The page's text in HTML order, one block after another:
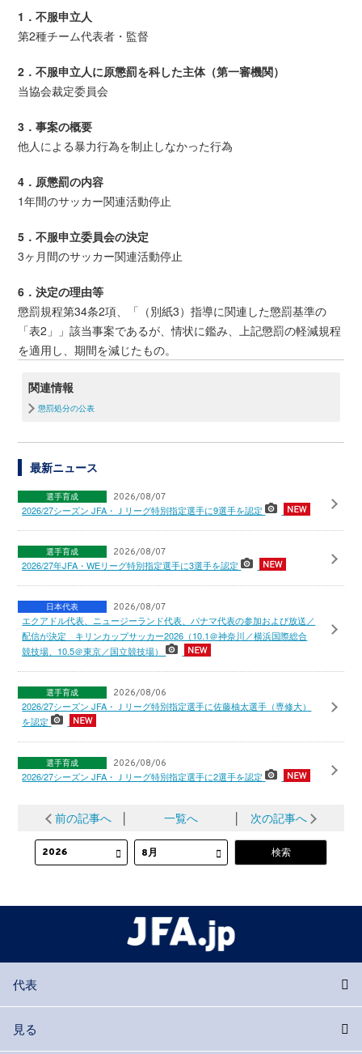
1．不服申立人
第2種チーム代表者・監督
2．不服申立人に原懲罰を科した主体（第一審機関）
当協会裁定委員会
3．事案の概要
他人による暴力行為を制止しなかった行為
4．原懲罰の内容
1年間のサッカー関連活動停止
5．不服申立委員会の決定
3ヶ月間のサッカー関連活動停止
6．決定の理由等
懲罰規程第34条2項、「（別紙3）指導に関連した懲罰基準の
「表2」」該当事案であるが、情状に鑑み、上記懲罰の軽減規程
を適用し、期間を減じたもの。
関連情報
懲罰処分の公表
最新ニュース
選手育成 2026/08/07
2026/27シーズン JFA・Ｊリーグ特別指定選手に9選手を認定
選手育成 2026/08/07
2026/27年JFA・WEリーグ特別指定選手に3選手を認定
日本代表 2026/08/07
エクアドル代表、ニュージーランド代表、パナマ代表の参加および放送／
配信が決定 キリンカップサッカー2026（10.1＠神奈川／横浜国際総合
競技場、10.5＠東京／国立競技場）
選手育成 2026/08/06
2026/27シーズン JFA・Ｊリーグ特別指定選手に佐藤柚太選手（専修大）
を認定
選手育成 2026/08/06
2026/27シーズン JFA・Ｊリーグ特別指定選手に2選手を認定
前の記事へ 一覧へ 次の記事へ
代表
見る